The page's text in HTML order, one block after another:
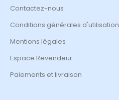
Contactez-nous
Conditions générales d'utilisation
Mentions légales
Espace Revendeur
Paiements et livraison